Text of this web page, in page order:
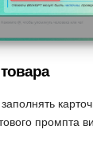
промпта